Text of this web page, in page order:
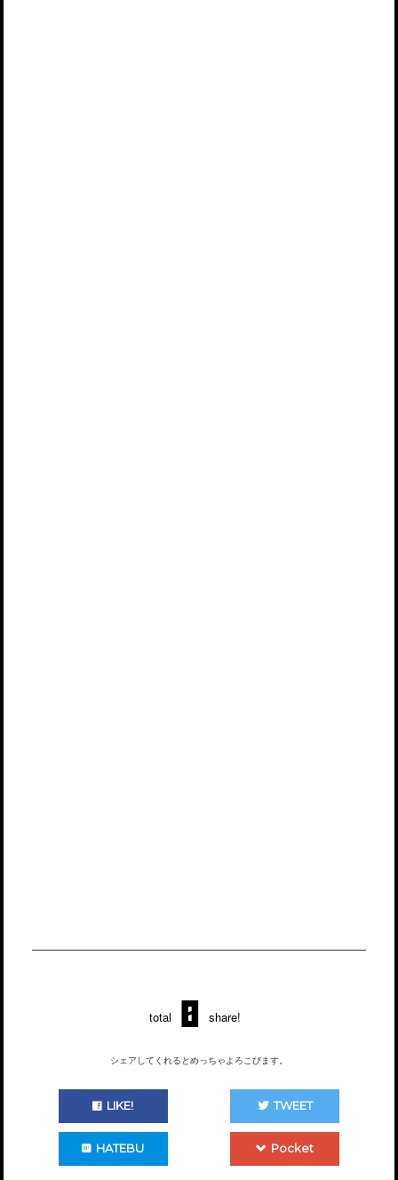
total 0 share!
シェアしてくれるとめっちゃよろこびます。
LIKE! TWEET
HATEBU Pocket